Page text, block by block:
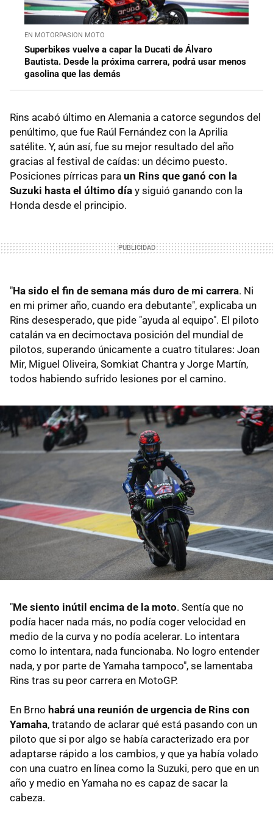
EN MOTORPASION MOTO
Superbikes vuelve a capar la Ducati de Álvaro
Bautista. Desde la próxima carrera, podrá usar menos
gasolina que las demás
Rins acabó último en Alemania a catorce segundos del
penúltimo, que fue Raúl Fernández con la Aprilia
satélite. Y, aún así, fue su mejor resultado del año
gracias al festival de caídas: un décimo puesto.
Posiciones pírricas para un Rins que ganó con la
Suzuki hasta el último día y siguió ganando con la
Honda desde el principio.
"Ha sido el fin de semana más duro de mi carrera. Ni
en mi primer año, cuando era debutante", explicaba un
Rins desesperado, que pide "ayuda al equipo". El piloto
catalán va en decimoctava posición del mundial de
pilotos, superando únicamente a cuatro titulares: Joan
Mir, Miguel Oliveira, Somkiat Chantra y Jorge Martín,
todos habiendo sufrido lesiones por el camino.
"Me siento inútil encima de la moto. Sentía que no
podía hacer nada más, no podía coger velocidad en
medio de la curva y no podía acelerar. Lo intentara
como lo intentara, nada funcionaba. No logro entender
nada, y por parte de Yamaha tampoco", se lamentaba
Rins tras su peor carrera en MotoGP.
En Brno habrá una reunión de urgencia de Rins con
Yamaha, tratando de aclarar qué está pasando con un
piloto que si por algo se había caracterizado era por
adaptarse rápido a los cambios, y que ya había volado
con una cuatro en línea como la Suzuki, pero que en un
año y medio en Yamaha no es capaz de sacar la
cabeza.